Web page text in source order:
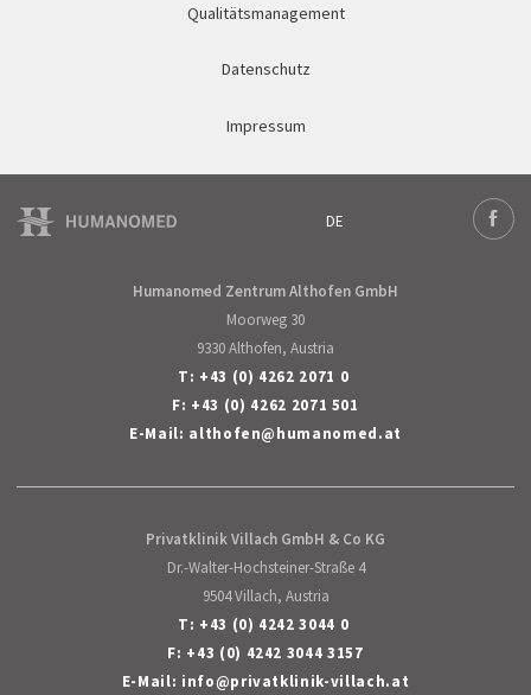
Qualitätsmanagement
Datenschutz
Impressum
DE
Deutsch
Humanomed Zentrum Althofen GmbH
Moorweg 30
9330 Althofen, Austria
T: +43 (0) 4262 2071 0
F: +43 (0) 4262 2071 501
E-Mail: althofen@humanomed.at
Privatklinik Villach GmbH & Co KG
Dr.-Walter-Hochsteiner-Straße 4
9504 Villach, Austria
T: +43 (0) 4242 3044 0
F: +43 (0) 4242 3044 3157
E-Mail: info@privatklinik-villach.at